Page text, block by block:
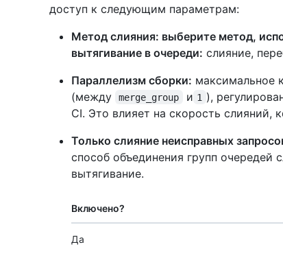
доступ к следующим параметрам:
Метод слияния: выберите метод,
вытягивание в очереди: слияние,
Параллелизм сборки: максимальное
(между
merge_group и 1 ),
CI. Это влияет на скорость слияний,
Только слияние неисправных
способ объединения групп очередей
вытягивание.
Включено?
Да